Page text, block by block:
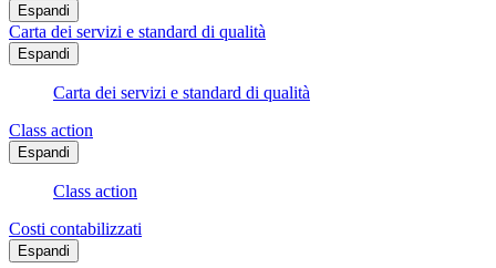
Espandi
Carta dei servizi e standard di qualità
Espandi
Carta dei servizi e standard di qualità
Class action
Espandi
Class action
Costi contabilizzati
Espandi